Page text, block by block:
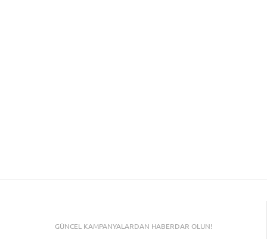
GÜNCEL KAMPANYALARDAN HABERDAR OLUN!